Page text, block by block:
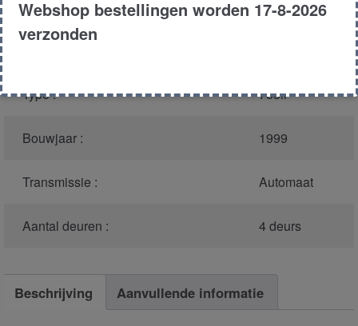
Carroserie : Sedan
Type : 735il
Bouwjaar : 1999
Transmissie : Automaat
Aantal deuren : 4 deurs
Beschrijving Aanvullende informatie
Webshop bestellingen worden 17-8-2026
verzonden